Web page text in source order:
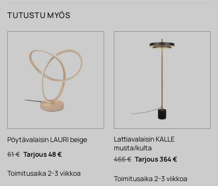
TUTUSTU MYÖS
Pöytävalaisin LAURI beige
61€ Alkuperäinen
hinta
61 €.
48€Nykyinen
48 €.
Toimitusaika 2-3 viikkoa
Lattiavalaisin KALLE
musta/kulta
466€ Alkuperäinen
hinta
466 €.
364€Nykyinen
364 €.
Toimitusaika 2-3 viikkoa